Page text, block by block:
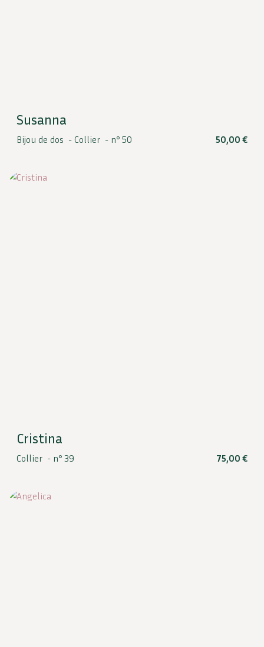
Susanna
Bijou de dos - Collier - n° 50 50,00 €
Cristina
Collier - n° 39 75,00 €